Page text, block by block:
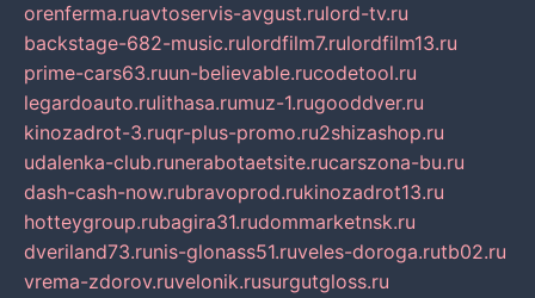
orenferma.ruavtoservis-avgust.rulord-tv.ru
backstage-682-music.rulordfilm7.rulordfilm13.ru
prime-cars63.ruun-believable.rucodetool.ru
legardoauto.rulithasa.rumuz-1.rugooddver.ru
kinozadrot-3.ruqr-plus-promo.ru2shizashop.ru
udalenka-club.runerabotaetsite.rucarszona-bu.ru
dash-cash-now.rubravoprod.rukinozadrot13.ru
hotteygroup.rubagira31.rudommarketnsk.ru
dveriland73.runis-glonass51.ruveles-doroga.rutb02.ru
vrema-zdorov.ruvelonik.rusurgutgloss.ru